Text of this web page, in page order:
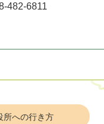
482-6811
所への行き方